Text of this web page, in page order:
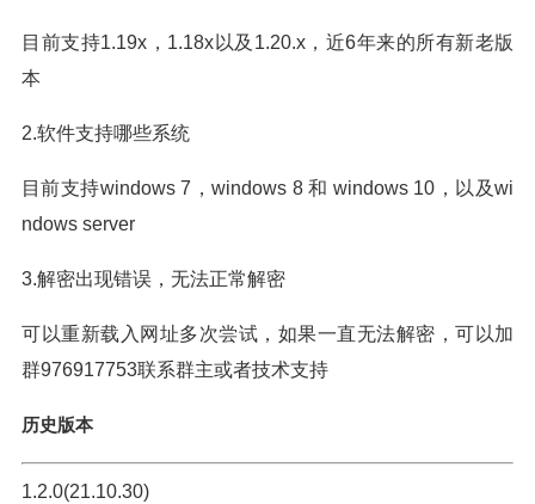
目前支持1.19x，1.18x以及1.20.x，近6年来的所有新老版
本
2.软件支持哪些系统
目前支持windows 7，windows 8 和 windows 10，以及wi
ndows server
3.解密出现错误，无法正常解密
可以重新载入网址多次尝试，如果一直无法解密，可以加
群976917753联系群主或者技术支持
历史版本
1.2.0(21.10.30)